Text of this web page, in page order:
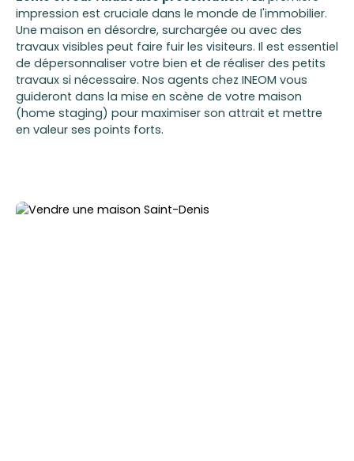
impression est cruciale dans le monde de l'immobilier.
Une maison en désordre, surchargée ou avec des
travaux visibles peut faire fuir les visiteurs. Il est essentiel
de dépersonnaliser votre bien et de réaliser des petits
travaux si nécessaire. Nos agents chez INEOM vous
guideront dans la mise en scène de votre maison
(home staging) pour maximiser son attrait et mettre
en valeur ses points forts.